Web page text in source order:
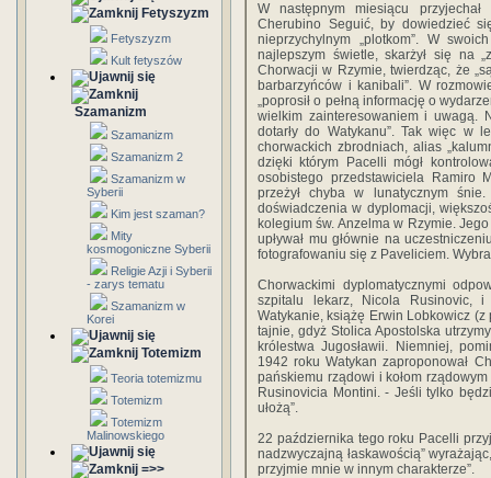
Fetyszyzm
Fetyszyzm
Kult fetyszów
Szamanizm
Szamanizm
Szamanizm 2
Szamanizm w
Syberii
Kim jest szaman?
Mity
kosmogoniczne Syberii
Religie Azji i Syberii
- zarys tematu
Szamanizm w
Korei
Totemizm
Teoria totemizmu
Totemizm
Totemizm
Malinowskiego
=>>
W następnym miesiącu
Cherubino Seguić, by dowiedzieć
nieprzychylnym „plotkom”. W
najlepszym świetle, skarżył się na
Chorwacji w Rzymie, twierdząc, że
barbarzyńców i kanibali”. W
„poprosił o pełną informację o
wielkim zainteresowaniem i uwagą.
dotarły do Watykanu”. Tak więc w
chorwackich zbrodniach, alias
dzięki którym Pacelli mógł
osobistego przedstawiciela Ramiro
przeżył chyba w lunatycznym
doświadczenia w dyplomacji,
kolegium św. Anzelma w Rzymie.
upływał mu głównie na
fotografowaniu się z Paveliciem.
Chorwackimi dyplomatycznymi
szpitalu lekarz, Nicola Rusinovic,
Watykanie, książę Erwin Lobkowicz
tajnie, gdyż Stolica Apostolska
królestwa Jugosławii. Niemniej,
1942 roku Watykan zaproponował
pańskiemu rządowi i kołom
Rusinovicia Montini. - Jeśli tylko
ułożą”.
22 października tego roku Pacelli
nadzwyczajną łaskawością”
przyjmie mnie w innym charakterze”.